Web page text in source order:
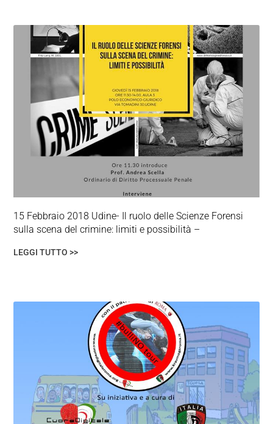
15 Febbraio 2018 Udine- Il ruolo delle Scienze Forensi
sulla scena del crimine: limiti e possibilità –
LEGGI TUTTO >>